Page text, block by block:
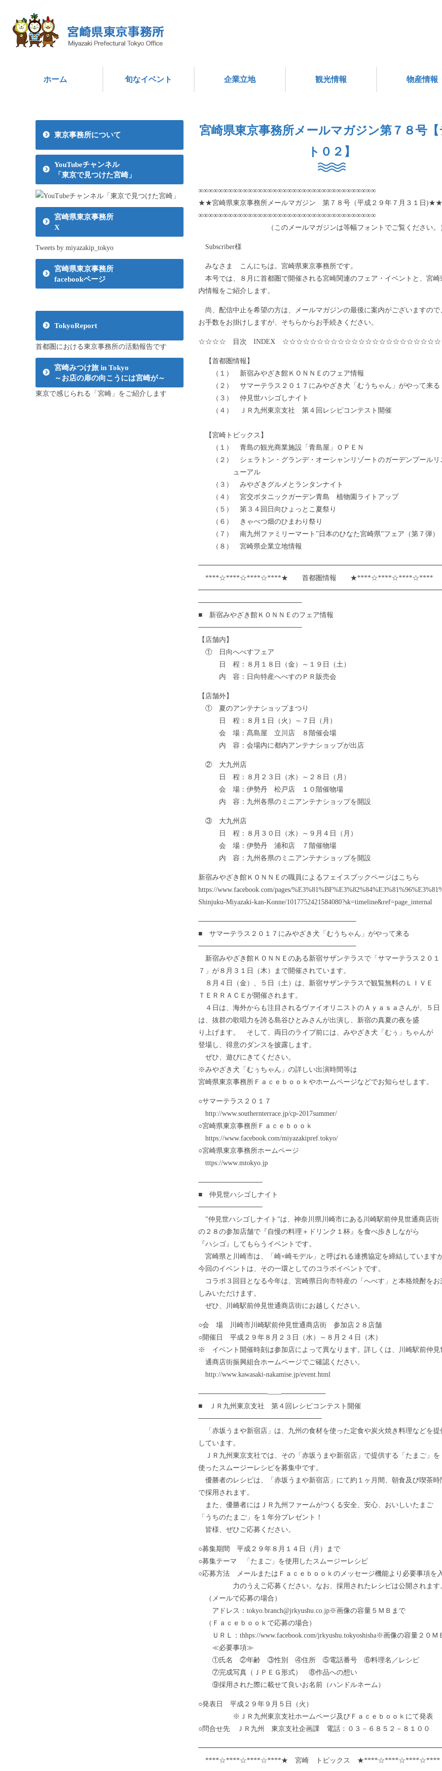
ホーム 旬なイベント 企業立地 観光情報 物産情報
東京事務所について
YouTubeチャンネル
「東京で見つけた宮崎」
宮崎県東京事務所
X
Tweets by miyazakip_tokyo
宮崎県東京事務所
facebookページ
TokyoReport
首都圏における東京事務所の活動報告です
宮崎みつけ旅 in Tokyo
～お店の扉の向こうには宮崎が～
東京で感じられる「宮崎」をご紹介します
宮崎県東京事務所メールマガジン第７８号
ト０２】
∞∞∞∞∞∞∞∞∞∞∞∞∞∞∞∞∞∞∞∞∞∞∞∞∞∞∞∞∞∞∞∞∞∞∞∞
★★宮崎県東京事務所メールマガジン 第７８号（平成２９年７月３１日)★★
∞∞∞∞∞∞∞∞∞∞∞∞∞∞∞∞∞∞∞∞∞∞∞∞∞∞∞∞∞∞∞∞∞∞∞∞
（このメールマガジンは等幅フォントでご覧ください。
Subscriber様
みなさま こんにちは。宮崎県東京事務所です。
本号では、８月に首都圏で開催される宮崎関連のフェア・イベントと、宮崎
内情報をご紹介します。
尚、配信中止を希望の方は、メールマガジンの最後に案内がございますので
お手数をお掛けしますが、そちらからお手続きください。
☆☆☆☆ 目次 INDEX
【首都圏情報】
（１） 新宿みやざき館ＫＯＮＮＥのフェア情報
（２） サマーテラス２０１７にみやざき犬「むうちゃん」がやって来る
（３） 仲見世ハシゴしナイト
（４） ＪＲ九州東京支社 第４回レシピコンテスト開催
【宮崎トピックス】
（１） 青島の観光商業施設「青島屋」ＯＰＥＮ
（２） シェラトン・グランデ・オーシャンリゾートのガーデンプールリ
ューアル
（３） みやざきグルメとランタンナイト
（４） 宮交ボタニックガーデン青島 植物園ライトアップ
（５） 第３４回日向ひょっとこ夏祭り
（６） きゃべつ畑のひまわり祭り
（７） 南九州ファミリーマート”日本のひなた宮崎県”フェア（第７弾）
（８） 宮崎県企業立地情報
****☆****☆****☆****★ 首都圏情報 ★****☆****☆****☆****
─────────────────────
■ 新宿みやざき館ＫＯＮＮＥのフェア情報
─────────────────────
【店舗内】
① 日向へべすフェア
日 程：８月１８日（金）～１９日（土）
内 容：日向特産へべすのＰＲ販売会
【店舗外】
① 夏のアンテナショップまつり
日 程：８月１日（火）～７日（月）
会 場：髙島屋 立川店 ８階催会場
内 容：会場内に都内アンテナショップが出店
② 大九州店
日 程：８月２３日（水）～２８日（月）
会 場：伊勢丹 松戸店 １０階催物場
内 容：九州各県のミニアンテナショップを開設
③ 大九州店
日 程：８月３０日（水）～９月４日（月）
会 場：伊勢丹 浦和店 ７階催物場
内 容：九州各県のミニアンテナショップを開設
新宿みやざき館ＫＯＮＮＥの職員によるフェイスブックページはこちら
https://www.facebook.com/pages/
Shinjuku-Miyazaki-kan-Konne/1017752421584080?sk=timeline&ref=page_internal
────────────────────────────────
■ サマーテラス２０１７にみやざき犬「むうちゃん」がやって来る
────────────────────────────────
新宿みやざき館ＫＯＮＮＥのある新宿サザンテラスで「サマーテラス２０１
７」が８月３１日（木）まで開催されています。
８月４日（金）、５日（土）は、新宿サザンテラスで観覧無料のＬＩＶＥ
ＴＥＲＲＡＣＥが開催されます。
４日は、海外からも注目されるヴァイオリニストのＡｙａｓａさんが、５日
は、抜群の歌唱力を誇る島谷ひとみさんが出演し、新宿の真夏の夜を盛
り上げます。 そして、両日のライブ前には、みやざき犬「むぅ」ちゃんが
登場し、得意のダンスを披露します。
ぜひ、遊びにきてください。
※みやざき犬「むぅちゃん」の詳しい出演時間等は
宮崎県東京事務所Ｆａｃｅｂｏｏｋやホームページなどでお知らせします。
○サマーテラス２０１７
http://www.southernterrace.jp/cp-2017summer/
○宮崎県東京事務所Ｆａｃｅｂｏｏｋ
https://www.facebook.com/miyazakipref.tokyo/
○宮崎県東京事務所ホームページ
tttps://www.mtokyo.jp
─────────────
■ 仲見世ハシゴしナイト
─────────────
”仲見世ハシゴしナイト”は、神奈川県川崎市にある川崎駅前仲見世通商店街
の２８の参加店舗で『自慢の料理＋ドリンク１杯』を食べ歩きしながら
『ハシゴ』してもらうイベントです。
宮崎県と川崎市は、「崎×崎モデル」と呼ばれる連携協定を締結しています
今回のイベントは、その一環としてのコラボイベントです。
コラボ３回目となる今年は、宮崎県日向市特産の「へべす」と本格焼酎をお
しみいただけます。
ぜひ、川崎駅前仲見世通商店街にお越しください。
○会 場 川崎市川崎駅前仲見世通商店街 参加店２８店舗
○開催日 平成２９年８月２３日（水）～８月２４日（木）
※ イベント開催時刻は参加店によって異なります。詳しくは、川崎駅前仲見
通商店街振興組合ホームページでご確認ください。
http://www.kawasaki-nakamise.jp/event.html
──────────────――─────────
■ ＪＲ九州東京支社 第４回レシピコンテスト開催
─────────────────────────
「赤坂うまや新宿店」は、九州の食材を使った定食や炭火焼き料理などを提
しています。
ＪＲ九州東京支社では、その「赤坂うまや新宿店」で提供する「たまご」を
使ったスムージーレシピを募集中です。
優勝者のレシピは、「赤坂うまや新宿店」にて約１ヶ月間、朝食及び喫茶時
で採用されます。
また、優勝者にはＪＲ九州ファームがつくる安全、安心、おいしいたまご
「うちのたまご」を１年分プレゼント！
皆様、ぜひご応募ください。
○募集期間 平成２９年８月１４日（月）まで
○募集テーマ 「たまご」を使用したスムージーレシピ
○応募方法 メールまたはＦａｃｅｂｏｏｋのメッセージ機能より必要事項を
力のうえご応募ください。なお、採用されたレシピは公開されます
（メールで応募の場合）
アドレス：tokyo.branch@jrkyushu.co.jp※画像の容量５ＭＢまで
（Ｆａｃｅｂｏｏｋで応募の場合）
ＵＲＬ：thhps://www.facebook.com/jrkyushu.tokyoshisha※画像の容量２０Ｍ
≪必要事項≫
①氏名 ②年齢 ③性別 ④住所 ⑤電話番号 ⑥料理名／レシピ
⑦完成写真（ＪＰＥＧ形式） ⑧作品への想い
⑨採用された際に載せて良いお名前（ハンドルネーム）
○発表日 平成２９年９月５日（火）
※ＪＲ九州東京支社ホームページ及びＦａｃｅｂｏｏｋにて発表
○問合せ先 ＪＲ九州 東京支社企画課 電話：０３－６８５２－８１００
****☆****☆****☆****★ 宮崎 トピックス